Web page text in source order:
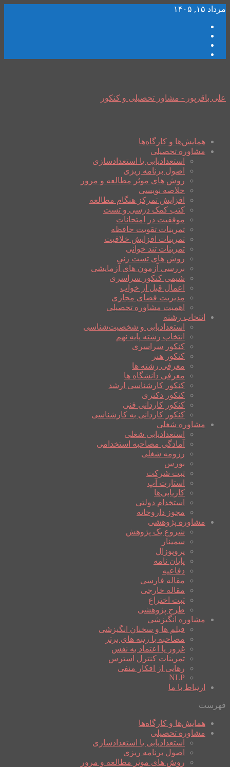
مرداد ۱۵, ۱۴۰۵
علی باقرپور - مشاور تحصیلی و کنکور
همایش‌ها و کارگاه‌ها
مشاوره تحصیلی
استعدادیابی یا استعدادسازی
اصول برنامه ریزی
روش های موثر مطالعه و مرور
خلاصه نویسی
افزایش تمرکز هنگام مطالعه
کتب کمک درسی و تست
موفقیت در امتحانات
تمرینات تقویت حافظه
تمرینات افزایش خلاقیت
تمرینات تند خوانی
روش های تست زنی
بررسی آزمون های آزمایشی
شیمی کنکور سراسری
اعمال قبل از خواب
مدیریت فضای مجازی
اهمیت مشاوره تحصیلی
انتخاب رشته
استعدادیابی و شخصیت‌شناسی
انتخاب رشته پایه نهم
کنکور سراسری
کنکور هنر
معرفی رشته ها
معرفی دانشگاه ها
کنکور کارشناسی ارشد
کنکور دکتری
کنکور کاردانی فنی
کنکور کاردانی به کارشناسی
مشاوره شغلی
استعدادیابی شغلی
آمادگی مصاحبه استخدامی
رزومه شغلی
بورس
ثبت شرکت
استارت آپ
کاریابی‌ها
استخدام دولتی
مجوز داروخانه
مشاوره پژوهشی
شروع یک پژوهش
سمینار
پروپوزال
پایان نامه
دفاعیه
مقاله فارسی
مقاله خارجی
ثبت اختراع
طرح پژوهشی
مشاوره انگیزشی
فیلم ها و سخنان انگیزشی
مصاحبه با رتبه های برتر
غرور یا اعتماد به نفس
تمرینات کنترل استرس
رهایی از افکار منفی
NLP
ارتباط با ما
فهرست
همایش‌ها و کارگاه‌ها
مشاوره تحصیلی
استعدادیابی یا استعدادسازی
اصول برنامه ریزی
روش های موثر مطالعه و مرور